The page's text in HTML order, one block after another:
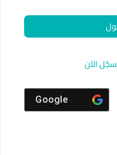
سجّل الآن
Google